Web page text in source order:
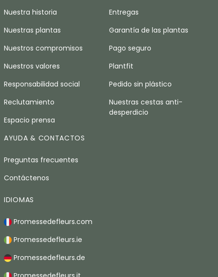
Nuestra historia
Nuestras plantas
Nuestros compromisos
Nuestros valores
Responsabilidad social
Reclutamiento
Espacio prensa
Entregas
Garantía de las plantas
Pago seguro
Plantfit
Pedido sin plástico
Nuestras cestas anti-
desperdicio
AYUDA & CONTACTOS
Preguntas frecuentes
Contáctenos
IDIOMAS
Promessedefleurs.com
Promessedefleurs.ie
Promessedefleurs.de